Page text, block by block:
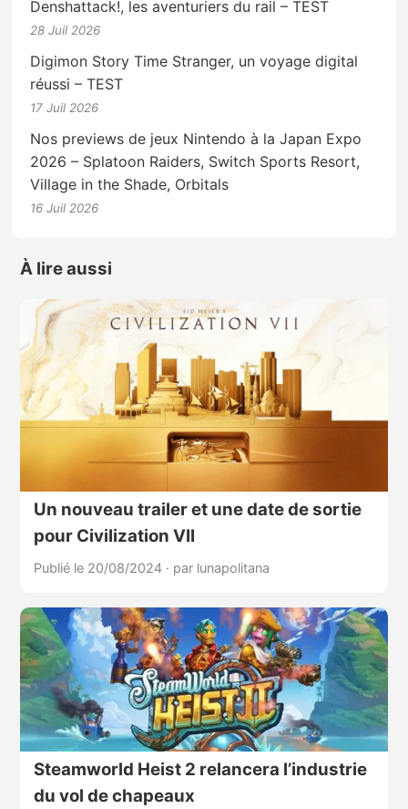
Denshattack!, les aventuriers du rail – TEST
28 Juil 2026
Digimon Story Time Stranger, un voyage digital
réussi – TEST
17 Juil 2026
Nos previews de jeux Nintendo à la Japan Expo
2026 – Splatoon Raiders, Switch Sports Resort,
Village in the Shade, Orbitals
16 Juil 2026
À lire aussi
Un nouveau trailer et une date de sortie
pour Civilization VII
Publié le 20/08/2024 · par lunapolitana
Steamworld Heist 2 relancera l’industrie
du vol de chapeaux